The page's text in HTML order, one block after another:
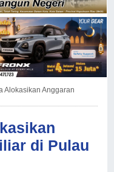
Alokasikan Anggaran
di Pulau